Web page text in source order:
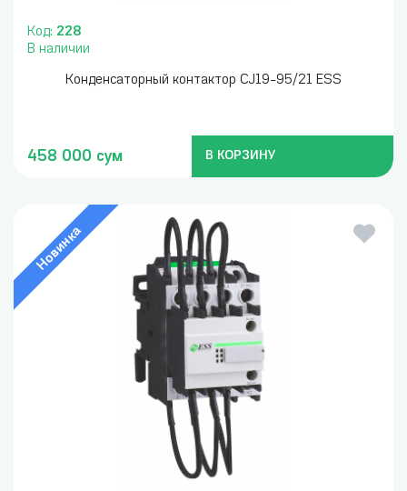
Код: 228
В наличии
Конденсаторный контактор CJ19-95/21 ESS
458 000 сум В КОРЗИНУ
Новинка